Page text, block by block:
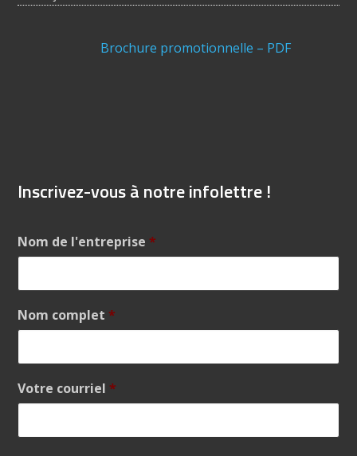
Brochure promotionnelle – PDF
Inscrivez-vous à notre infolettre !
Nom de l'entreprise *
Nom complet *
Votre courriel *